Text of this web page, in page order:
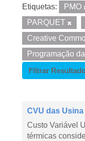
Etiquetas: PMO
PARQUET
Creative
Programação
Filtrar
CVU das
Custo Variável
térmicas